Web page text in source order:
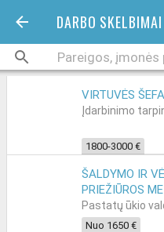
DARBO SKELBIMAI
VIRTUVĖS
Įdarbinimo
1800-3000 €
ŠALDYMO IR
PRIEŽIŪROS
Pastatų ūkio
Nuo 1650 €